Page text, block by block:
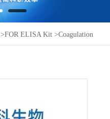
>FOR ELISA Kit >Coagulation